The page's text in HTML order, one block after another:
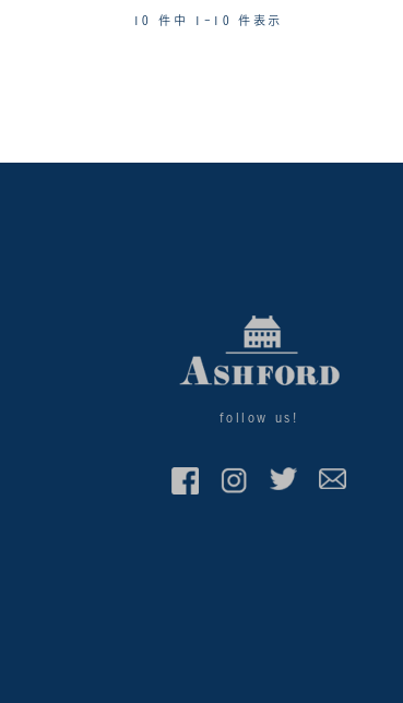
10 件中 1-10 件表示
follow us!